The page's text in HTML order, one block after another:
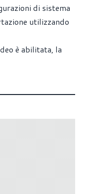
di sistema
utilizzando
è abilitata, la